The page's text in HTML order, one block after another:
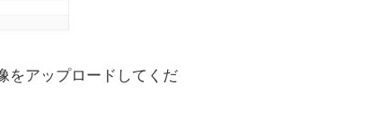
をアップロードしてくだ